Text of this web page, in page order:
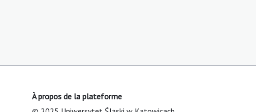
À propos de la plateforme